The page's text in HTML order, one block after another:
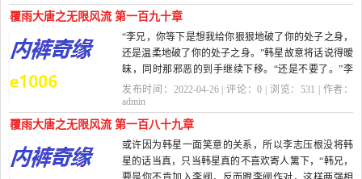
覆雨大唐之无限风流 第一百九十章
“李兄，你等下是想我给你狠狠地破了你的处子之身，
还是温柔地破了你的处子之身。”韩星故意将话说得暧
昧，同时那邪恶的到手继续下移。“还是不要了。”李
志...
发布时间：2022-04-26 | 评论：0 | 浏览：531 | 作者：
admin
覆雨大唐之无限风流 第一百八十九章
或许因为韩星一面笑意的关系，所以李志压根没将韩
星的话当真，只当韩星真的不喜欢寄人篱下，“韩兄，